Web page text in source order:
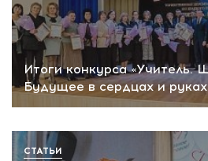
Итоги конкурса «Учитель.
Будущее в сердцах и
СТАТЬИ